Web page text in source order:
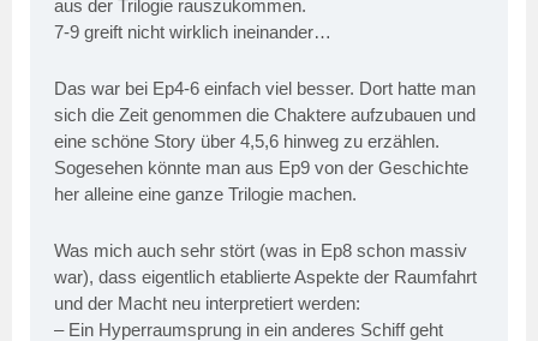
aus der Trilogie rauszukommen.
7-9 greift nicht wirklich ineinander…
Das war bei Ep4-6 einfach viel besser. Dort hatte man
sich die Zeit genommen die Chaktere aufzubauen und
eine schöne Story über 4,5,6 hinweg zu erzählen.
Sogesehen könnte man aus Ep9 von der Geschichte
her alleine eine ganze Trilogie machen.
Was mich auch sehr stört (was in Ep8 schon massiv
war), dass eigentlich etablierte Aspekte der Raumfahrt
und der Macht neu interpretiert werden:
– Ein Hyperraumsprung in ein anderes Schiff geht